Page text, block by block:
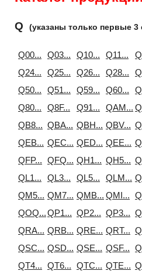
Q (указаны только первые 3
Q00... Q03... Q10... Q11...
Q24...
Q25... Q26... Q28...
Q50...
Q51... Q59... Q60...
Q80...
Q8F... Q91... QAM...
QB8... QBA... QBH... QBV...
QEB... QEC... QED... QEE...
QFP... QFQ... QH1... QH5...
QL1...
QL3... QL5... QLM...
QM5... QM7... QMB... QMI...
QOQ...QP1... QP2... QP3...
QRA... QRB... QRE... QRT...
QSC... QSD... QSE... QSF...
QT4... QT6... QTC... QTE...